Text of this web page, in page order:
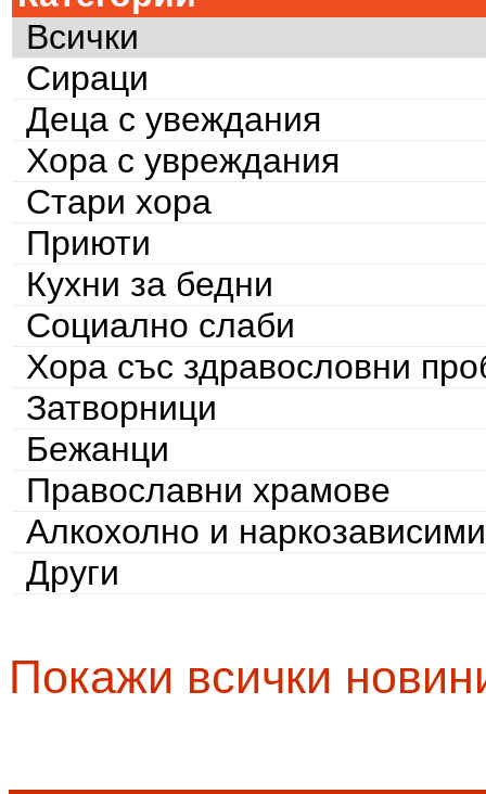
Всички
Сираци
Деца с увеждания
Хора с увреждания
Стари хора
Приюти
Кухни за бедни
Социално слаби
Хора със здравословни
Затворници
Бежанци
Православни храмове
Алкохолно и наркозависими
Други
Покажи всички